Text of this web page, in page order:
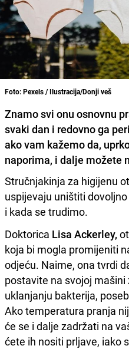
Foto: Pexels / Ilustracija/Donji veš
Znamo svi onu osnovnu
svaki dan i redovno ga
ako vam kažemo da,
naporima, i dalje možete
Stručnjakinja za higijenu
uspijevaju uništiti
i kada se trudimo.
Doktorica Lisa Ackerley,
koja bi mogla promijeniti
odjeću. Naime, ona tvrdi
postavite na svojoj
uklanjanju bakterija,
Ako temperatura pranja
će se i dalje zadržati na
ćete ih nositi prljave, iako